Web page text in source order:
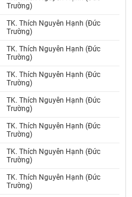
Trường)
TK. Thích Nguyên Hạnh (Đức
Trường)
TK. Thích Nguyên Hạnh (Đức
Trường)
TK. Thích Nguyên Hạnh (Đức
Trường)
TK. Thích Nguyên Hạnh (Đức
Trường)
TK. Thích Nguyên Hạnh (Đức
Trường)
TK. Thích Nguyên Hạnh (Đức
Trường)
TK. Thích Nguyên Hạnh (Đức
Trường)